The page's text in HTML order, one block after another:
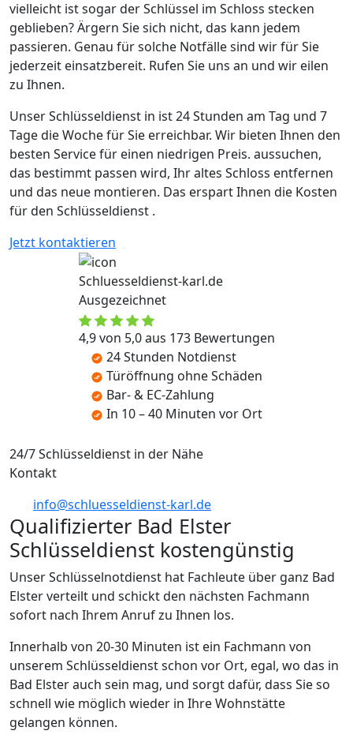
vielleicht ist sogar der Schlüssel im Schloss stecken
geblieben? Ärgern Sie sich nicht, das kann jedem
passieren. Genau für solche Notfälle sind wir für Sie
jederzeit einsatzbereit. Rufen Sie uns an und wir eilen
zu Ihnen.
Unser Schlüsseldienst in ist 24 Stunden am Tag und 7
Tage die Woche für Sie erreichbar. Wir bieten Ihnen den
besten Service für einen niedrigen Preis. aussuchen,
das bestimmt passen wird, Ihr altes Schloss entfernen
und das neue montieren. Das erspart Ihnen die Kosten
für den Schlüsseldienst .
Jetzt kontaktieren
Schluesseldienst-karl.de
Ausgezeichnet
4,9 von 5,0 aus 173 Bewertungen
24 Stunden Notdienst
Türöffnung ohne Schäden
Bar- & EC-Zahlung
In 10 – 40 Minuten vor Ort
24/7 Schlüsseldienst in der Nähe
Kontakt
info@schluesseldienst-karl.de
Qualifizierter Bad Elster
Schlüsseldienst kostengünstig
Unser Schlüsselnotdienst hat Fachleute über ganz Bad
Elster verteilt und schickt den nächsten Fachmann
sofort nach Ihrem Anruf zu Ihnen los.
Innerhalb von 20-30 Minuten ist ein Fachmann von
unserem Schlüsseldienst schon vor Ort, egal, wo das in
Bad Elster auch sein mag, und sorgt dafür, dass Sie so
schnell wie möglich wieder in Ihre Wohnstätte
gelangen können.